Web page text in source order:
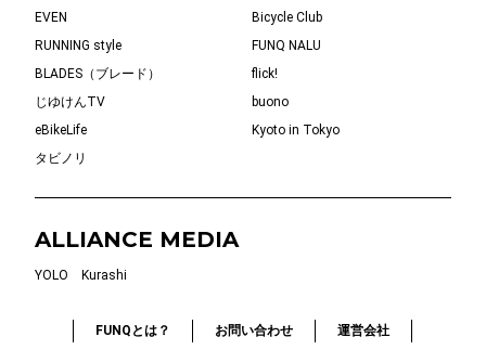
EVEN
Bicycle Club
RUNNING style
FUNQ NALU
BLADES（ブレード）
flick!
じゆけんTV
buono
eBikeLife
Kyoto in Tokyo
タビノリ
ALLIANCE MEDIA
YOLO Kurashi
FUNQとは？ お問い合わせ 運営会社